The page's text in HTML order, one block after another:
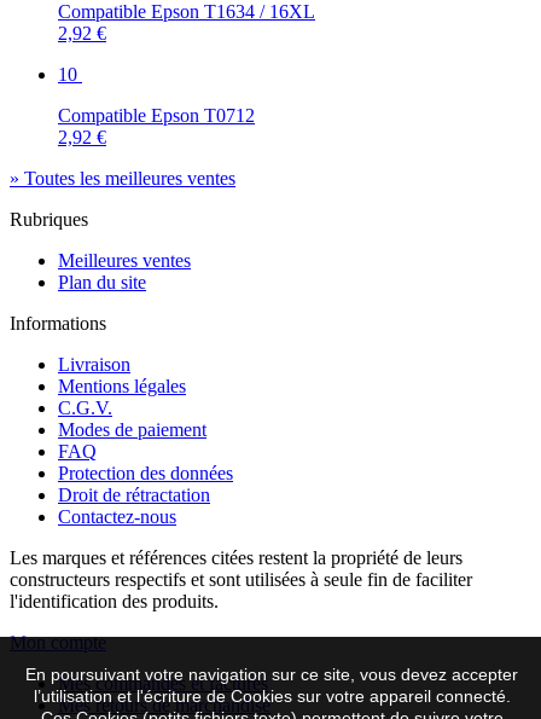
Compatible Epson T1634 / 16XL
2,92 €
10
Compatible Epson T0712
2,92 €
» Toutes les meilleures ventes
Rubriques
Meilleures ventes
Plan du site
Informations
Livraison
Mentions légales
C.G.V.
Modes de paiement
FAQ
Protection des données
Droit de rétractation
Contactez-nous
Les marques et références citées restent la propriété de leurs
constructeurs respectifs et sont utilisées à seule fin de faciliter
l'identification des produits.
Mon compte
Mes commandes et factures
Mes retours de marchandise
En poursuivant votre navigation sur ce site, vous devez accepter
l’utilisation et l'écriture de Cookies sur votre appareil connecté.